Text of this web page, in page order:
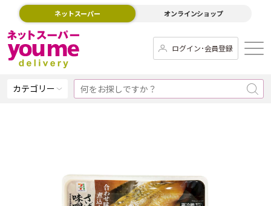
ネットスーパー オンラインショップ
ログイン･会員登録
カテゴリー